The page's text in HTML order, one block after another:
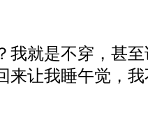
我就是不穿，甚至
让我睡午觉，